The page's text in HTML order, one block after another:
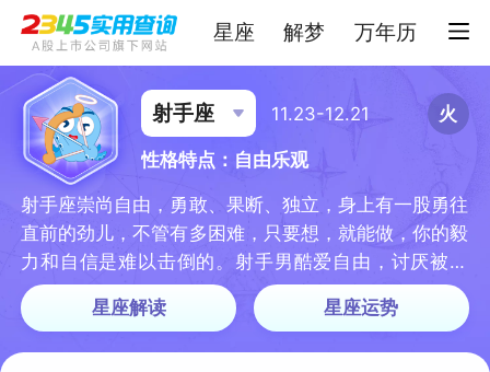
星座 解梦 万年历
射手座 11.23-12.21 火
性格特点：自由乐观
射手座崇尚自由，勇敢、果断、独立，身上有一股勇往
直前的劲儿，不管有多困难，只要想，就能做，你的毅
力和自信是难以击倒的。射手男酷爱自由，讨厌被束
缚，射手女性格简单直接，不耍心计，可是任性。
星座解读
星座运势